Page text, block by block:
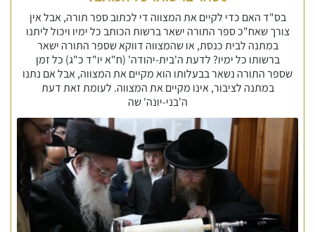
בס"ד האם כדי לקיים את המצווה די לכתוב ספר תורה, אבל אין
צורך שאח"כ ספר התורה ישאר ברשות הכותב כל ימיו ויכול ליתנו
במתנה לבית כנסת, או שהמצווה דווקא שספר התורה ישאר
ברשותו כל ימיו? לדעת ה'בית-יהודה' (ח"א יו"ד כ"ג) כל זמן
שספר התורה נשאר בבעלותו הוא מקיים את המצווה, אבל אם נתנו
במתנה לציבור, אינו מקיים את המצווה. לעומת זאת דעת
ה'בני-יונה' שה